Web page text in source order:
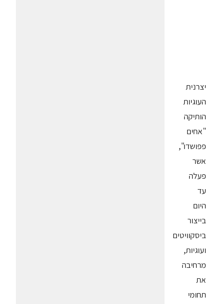
יצרנית
העוגיות
הותיקה
"אחים
פפושדו",
אשר
פעלה
עד
היום
בייצור
ביסקוויטים
ועוגיות,
מרחיבה
את
תחומי